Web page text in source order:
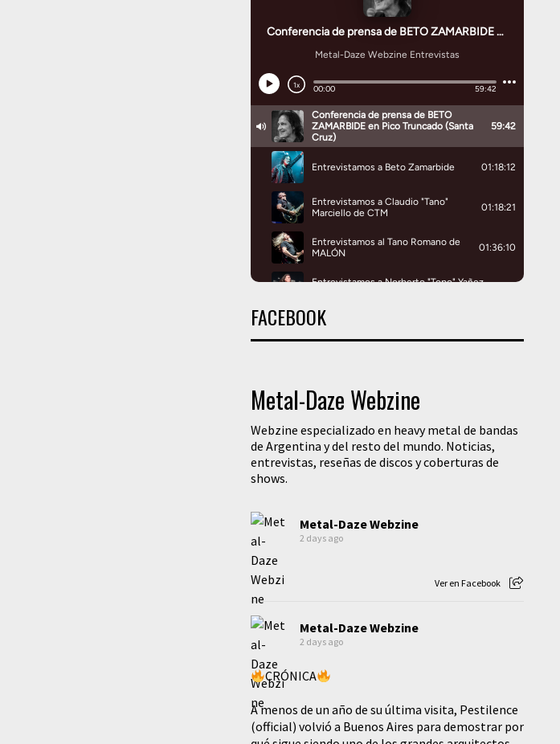
FACEBOOK
Metal-Daze Webzine
Webzine especializado en heavy metal de bandas
de Argentina y del resto del mundo. Noticias,
entrevistas, reseñas de discos y coberturas de
shows.
Metal-Daze Webzine
2 days ago
Ver en Facebook
Metal-Daze Webzine
2 days ago
CRÓNICA
A menos de un año de su última visita, Pestilence
(official) volvió a Buenos Aires para demostrar por